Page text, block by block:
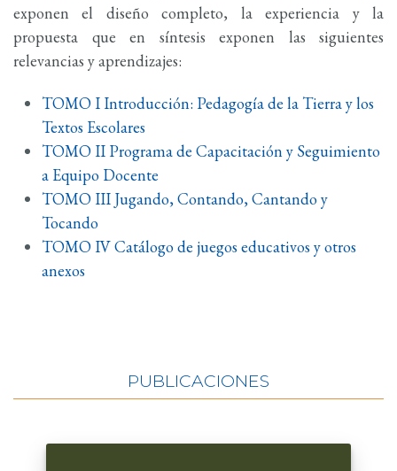
exponen el diseño completo, la experiencia y la
propuesta que en síntesis exponen las siguientes
relevancias y aprendizajes:
TOMO I Introducción: Pedagogía de la Tierra y los
Textos Escolares
TOMO II Programa de Capacitación y Seguimiento
a Equipo Docente
TOMO III Jugando, Contando, Cantando y
Tocando
TOMO IV Catálogo de juegos educativos y otros
anexos
PUBLICACIONES